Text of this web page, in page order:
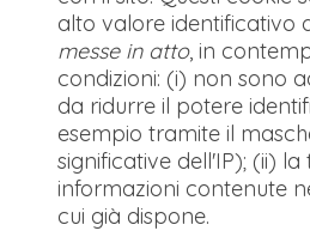
alto valore identificativo
messe in atto, in
condizioni: (i) non sono
da ridurre il potere
esempio tramite il
significative dell'IP); (ii)
informazioni contenute
cui già dispone.